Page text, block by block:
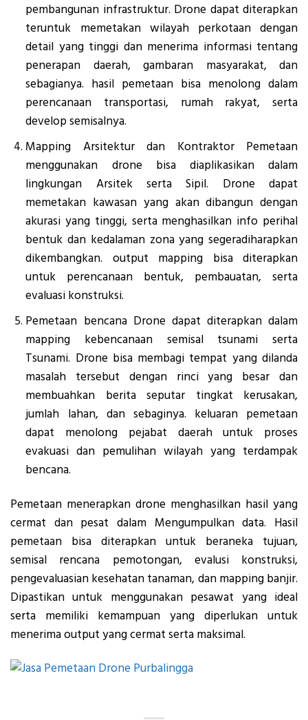
pembangunan infrastruktur. Drone dapat diterapkan
teruntuk memetakan wilayah perkotaan dengan
detail yang tinggi dan menerima informasi tentang
penerapan daerah, gambaran masyarakat, dan
sebagianya. hasil pemetaan bisa menolong dalam
perencanaan transportasi, rumah rakyat, serta
develop semisalnya.
Mapping Arsitektur dan Kontraktor Pemetaan
menggunakan drone bisa diaplikasikan dalam
lingkungan Arsitek serta Sipil. Drone dapat
memetakan kawasan yang akan dibangun dengan
akurasi yang tinggi, serta menghasilkan info perihal
bentuk dan kedalaman zona yang segeradiharapkan
dikembangkan. output mapping bisa diterapkan
untuk perencanaan bentuk, pembauatan, serta
evaluasi konstruksi.
Pemetaan bencana Drone dapat diterapkan dalam
mapping kebencanaan semisal tsunami serta
Tsunami. Drone bisa membagi tempat yang dilanda
masalah tersebut dengan rinci yang besar dan
membuahkan berita seputar tingkat kerusakan,
jumlah lahan, dan sebaginya. keluaran pemetaan
dapat menolong pejabat daerah untuk proses
evakuasi dan pemulihan wilayah yang terdampak
bencana.
Pemetaan menerapkan drone menghasilkan hasil yang
cermat dan pesat dalam Mengumpulkan data. Hasil
pemetaan bisa diterapkan untuk beraneka tujuan,
semisal rencana pemotongan, evalusi konstruksi,
pengevaluasian kesehatan tanaman, dan mapping banjir.
Dipastikan untuk menggunakan pesawat yang ideal
serta memiliki kemampuan yang diperlukan untuk
menerima output yang cermat serta maksimal.